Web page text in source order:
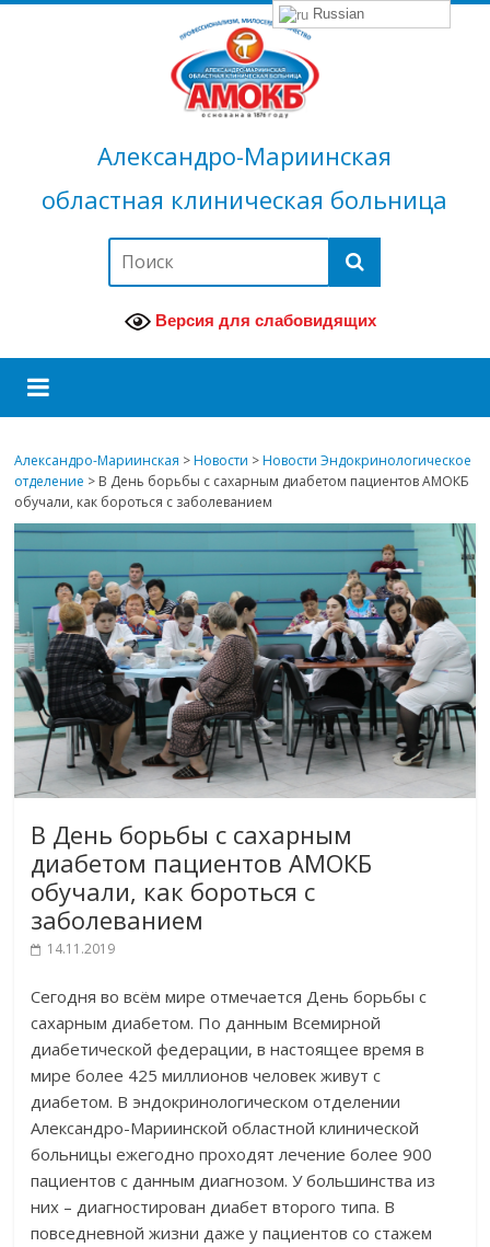
Александро-Мариинская
областная клиническая больница
Версия для слабовидящих
Александро-Мариинская >Новости >Новости Эндокринологическое
отделение > В День борьбы с сахарным диабетом пациентов АМОКБ
обучали, как бороться с заболеванием
В День борьбы с сахарным
диабетом пациентов АМОКБ
обучали, как бороться с
заболеванием
14.11.2019
Сегодня во всём мире отмечается День борьбы с
сахарным диабетом. По данным Всемирной
диабетической федерации, в настоящее время в
мире более 425 миллионов человек живут с
диабетом. В эндокринологическом отделении
Александро-Мариинской областной клинической
больницы ежегодно проходят лечение более 900
пациентов с данным диагнозом. У большинства из
них – диагностирован диабет второго типа. В
повседневной жизни даже у пациентов со стажем
Russian